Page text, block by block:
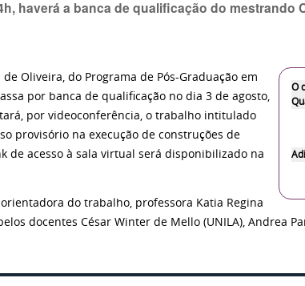
haverá a banca de qualificação do mestrando
O
Oliveira, do Programa de Pós-Graduação em
por banca de qualificação no dia 3 de agosto,
por videoconferência, o trabalho intitulado
provisório na execução de construções de
de acesso à sala virtual será disponibilizado na
do trabalho, professora Katia Regina
docentes César Winter de Mello (UNILA), Andrea